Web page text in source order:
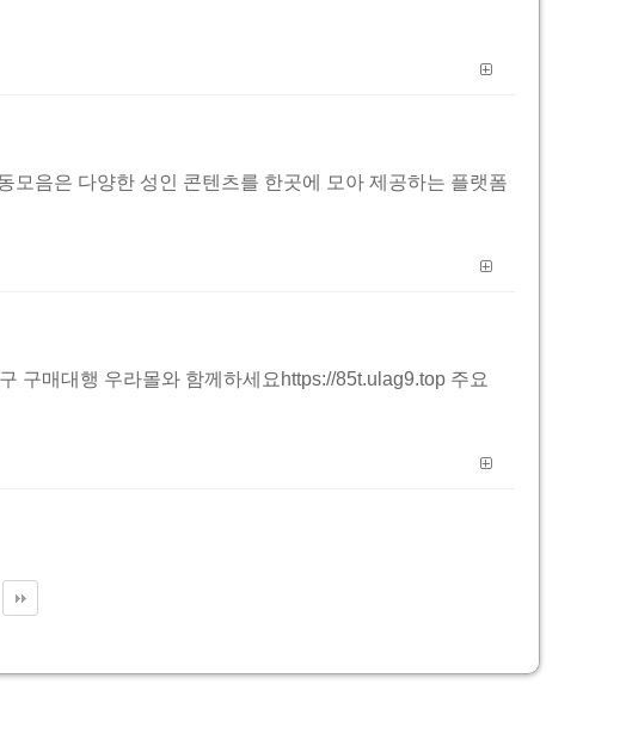
모음은 다양한 성인 콘텐츠를 한곳에 모아 제공하는 플랫폼
구매대행 우라몰와 함께하세요https://85t.ulag9.top 주요